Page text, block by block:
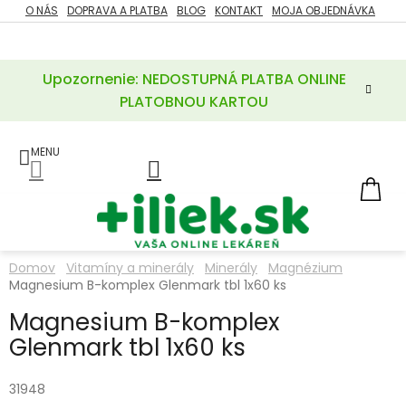
Prejsť
na
Upozornenie: NEDOSTUPNÁ PLATBA ONLINE
PLATOBNOU KARTOU
O NÁS DOPRAVA A PLATBA BLOG KONTAKT MOJA OBJEDNÁVKA
ZĽAVY
POTREBY
A
LIEKY
VITAMÍNY
MINERÁLY
Domov Vitamíny a minerály Minerály
Magnézium
Magnesium B-komplex Glenmark tbl 1x60 ks
Magnesium B-komplex
Glenmark tbl 1x60 ks
31948